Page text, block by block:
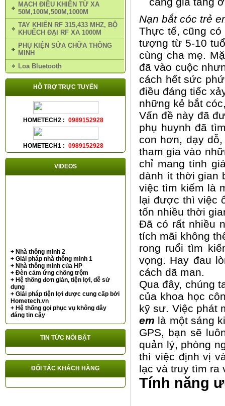
MẠCH ĐIỀU KHIỂN TỪ XA
50M,100M,500M,1000M
TAY KHIỂN RF 315,433 MHZ, BỘ
KHUẾCH ĐẠI RF XA 1000M
PHỤ KIỆN SỬA CHỮA THÔNG
MINH
Loa Bluetooth
HỖ TRỢ TRỰC TUYẾN
HOMETECH2 : 0989152928
HOMETECH1 : 0989152928
VIDEOS
+ Nhà thông minh 2
+ Giải pháp nhà thông minh 1
+ Nhà thông minh của HP
+ Đèn cảm ứng chống trộm
+ Hệ thống đơn giản, tiện lợi, dễ sử
dụng
+ Giải pháp tiện lợi được cung cấp bởi
Hometech.vn
+ Hệ thống gọi phục vụ không dây
đáng tin cậy
TIN TỨC NỔI BẬT
ĐỐI TÁC KHÁCH HÀNG
Nạn bắt cóc trẻ
Thực tế, cũng
tượng từ 5-10
cùng cha mẹ.
đã vào cuộc
cách hết sức
điều đáng tiếc
những kẻ bắt
Vấn đề này đã
phụ huynh đã
con hơn, dạy
tham gia vào
chỉ mang tính
dành ít thời
việc tìm kiếm là
lại được thì việc
tốn nhiều thời
Đã có rất nhiều
tích mãi không
rong ruổi tìm
vọng. Hay đau
cách dã man.
Qua đây, chúng
của khoa học
kỹ sư. Việc phát
em là một sáng
GPS, bạn sẽ
quản lý, phòng
thì việc định vị
lạc và truy tìm ra
Tính năng